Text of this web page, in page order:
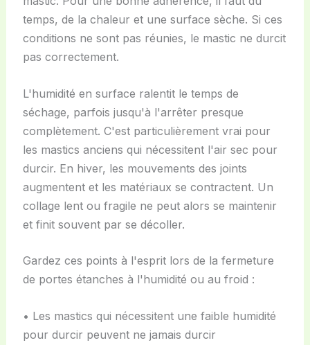
temps, de la chaleur et une surface sèche. Si ces
conditions ne sont pas réunies, le mastic ne durcit
pas correctement.
L'humidité en surface ralentit le temps de
séchage, parfois jusqu'à l'arrêter presque
complètement. C'est particulièrement vrai pour
les mastics anciens qui nécessitent l'air sec pour
durcir. En hiver, les mouvements des joints
augmentent et les matériaux se contractent. Un
collage lent ou fragile ne peut alors se maintenir
et finit souvent par se décoller.
Gardez ces points à l'esprit lors de la fermeture
de portes étanches à l'humidité ou au froid :
• Les mastics qui nécessitent une faible humidité
pour durcir peuvent ne jamais durcir